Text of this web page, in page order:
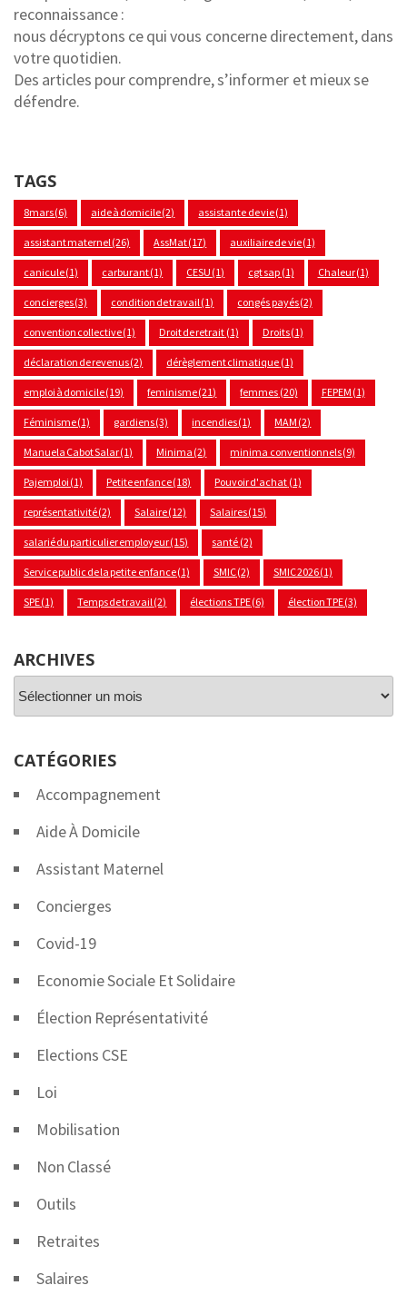
reconnaissance :
nous décryptons ce qui vous concerne directement, dans
votre quotidien.
Des articles pour comprendre, s’informer et mieux se
défendre.
TAGS
8mars(6) aide à domicile(2) assistante de vie(1)
assistant maternel(26) AssMat(17) auxiliaire de vie(1)
canicule(1) carburant(1) CESU (1) cgt sap (1) Chaleur(1)
concierges(3) condition de travail(1) congés payés(2)
convention collective(1) Droit de retrait (1) Droits(1)
déclaration de revenus(2) dérèglement climatique (1)
emploi à domicile(19) feminisme(21) femmes (20) FEPEM (1)
Féminisme(1) gardiens(3) incendies(1) MAM (2)
Manuela Cabot Salar(1) Minima (2) minima conventionnels(9)
Pajemploi (1) Petite enfance(18) Pouvoir d'achat (1)
représentativité(2) Salaire(12) Salaires(15)
salarié du particulier employeur(15) santé (2)
Service public de la petite enfance(1) SMIC(2) SMIC 2026(1)
SPE(1) Temps de travail(2) élections TPE(6) élection TPE(3)
ARCHIVES
CATÉGORIES
Accompagnement
Aide À Domicile
Assistant Maternel
Concierges
Covid-19
Economie Sociale Et Solidaire
Élection Représentativité
Elections CSE
Loi
Mobilisation
Non Classé
Outils
Retraites
Salaires